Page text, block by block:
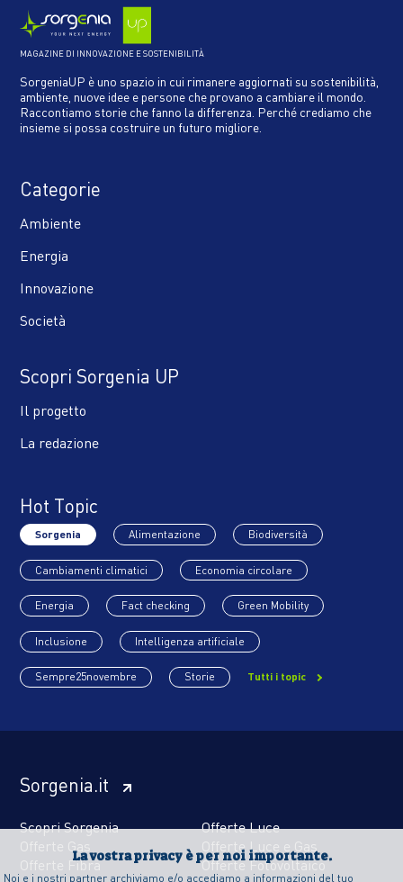
La vostra privacy è per noi importante.
Noi e i nostri partner archiviamo e/o accediamo a informazioni del tuo
MAGAZINE DI INNOVAZIONE E SOSTENIBILITÀ
SorgeniaUP è uno spazio in cui rimanere aggiornati su sostenibilità,
ambiente, nuove idee e persone che provano a cambiare il mondo.
Raccontiamo storie che fanno la differenza. Perché crediamo che
insieme si possa costruire un futuro migliore.
Categorie
Ambiente
Energia
Innovazione
Società
Scopri Sorgenia UP
Il progetto
La redazione
Hot Topic
Sorgenia Alimentazione Biodiversità
Cambiamenti climatici Economia circolare
Energia Fact checking Green Mobility
Inclusione Intelligenza artificiale
Sempre25novembre Storie Tutti i topic
Sorgenia.it
Scopri Sorgenia
Offerte Luce
Offerte Gas
Offerte Luce e Gas
Offerte Fibra
Offerte Fotovoltaico